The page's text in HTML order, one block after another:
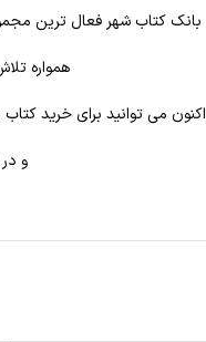
بانک کتاب شهر فعال ترین
همواره
اکنون می توانید برای خرید
و